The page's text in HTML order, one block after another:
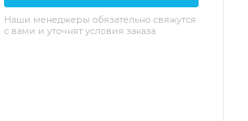
Наши менеджеры обязательно свяжутся
с вами и уточнят условия заказа